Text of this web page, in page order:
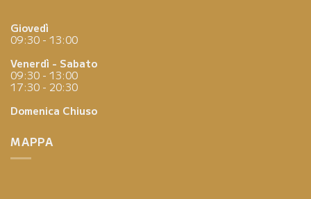
Giovedì
09:30 - 13:00
Venerdì - Sabato
09:30 - 13:00
17:30 - 20:30
Domenica Chiuso
MAPPA